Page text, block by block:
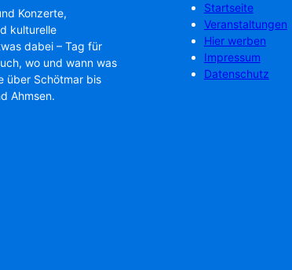
Konzerte,
kulturelle
dabei – Tag für
wo und wann was
über Schötmar bis
Ahmsen.
Startseite
Veranstaltungen
Hier werben
Impressum
Datenschutz